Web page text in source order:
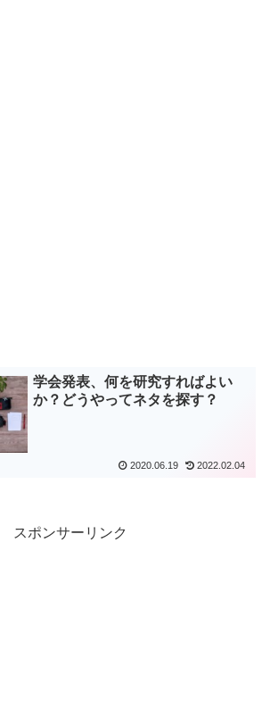
学会発表、何を研究すればよい
か？どうやってネタを探す？
2020.06.19 2022.02.04
スポンサーリンク